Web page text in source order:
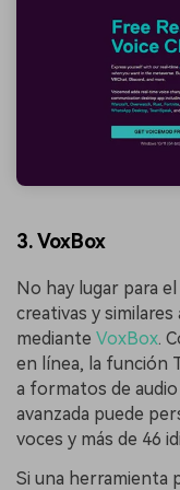
3. VoxBox
No hay lugar para
creativas y
mediante VoxBox.
en línea, la función
a formatos de
avanzada puede
voces y más de 46
Si una herramienta